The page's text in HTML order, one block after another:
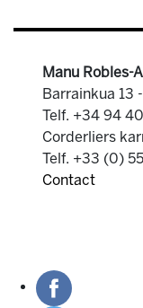
Manu Robles-
Barrainkua 13
Telf. +34 94
Corderliers
Telf. +33 (0)
Contact